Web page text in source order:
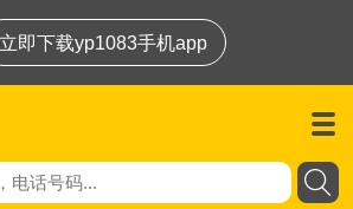
立即下载yp1083手机app